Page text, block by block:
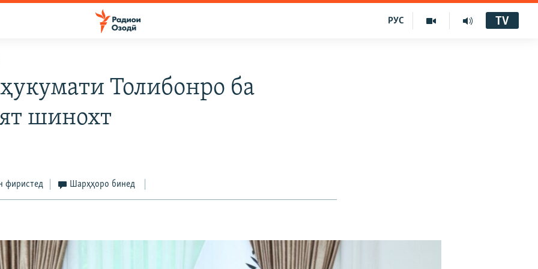
РУС TV
Толибонро ба
шинохт
фиристед Шарҳҳоро бинед